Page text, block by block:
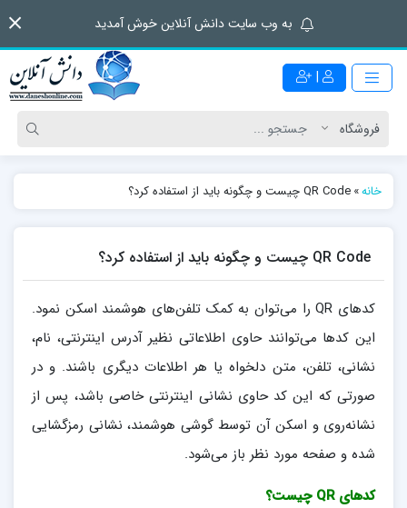
به وب سایت دانش آنلاین خوش آمدید
|
خانه»QR Code‌ چیست و چگونه باید از استفاده کرد؟
QR Code‌ چیست و چگونه باید از استفاده کرد؟
کدهای QR را‌ می‌توان به کمک تلفن‌های هوشمند اسکن نمود.
این کدها می‌توانند حاوی اطلاعاتی نظیر آدرس اینترنتی، نام،
نشانی، تلفن، متن دلخواه یا هر اطلاعات دیگری باشند. و در
صورتی که این کد حاوی نشانی اینترنتی خاصی باشد، پس از
نشانه‌روی و اسکن آن توسط گوشی هوشمند، نشانی رمزگشایی
شده و صفحه مورد نظر باز می‌شود.
کدهای QR چیست؟